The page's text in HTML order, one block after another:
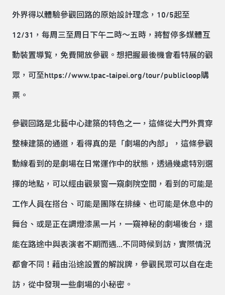
外界得以體驗參觀回路的原始設計理念，10/5起至
12/31，每周三至周日下午二時～五時，將暫停多媒體互
動裝置導覧，免費開放參觀。想把握最後機會看特展的觀
眾，可至https://www.tpac-taipei.org/tour/publicloop購
票。
參觀回路是北藝中心建築的特色之一，這條從大門外貫穿
整棟建築的通道，看得真的是「劇場的內部」，這條參觀
動線看到的是劇場在日常運作中的狀態，透過幾處特別選
擇的地點，可以經由觀景窗一窺劇院空間，看到的可能是
工作人員在搭台、可能是團隊在排練、也可能是休息中的
舞台、或是正在調燈漆黑一片，一窺神秘的劇場後台，還
能在路途中與表演者不期而遇...不同時候到訪，實際情況
都會不同！藉由沿途設置的解說牌，參觀民眾可以自在走
訪，從中發現一些劇場的小秘密。